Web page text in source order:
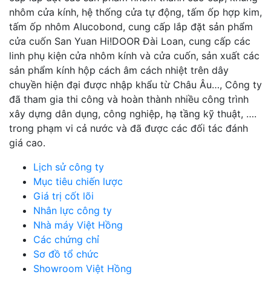
nhôm cửa kính, hệ thống cửa tự động, tấm ốp hợp kim,
tấm ốp nhôm Alucobond, cung cấp lắp đặt sản phẩm
cửa cuốn San Yuan Hi!DOOR Đài Loan, cung cấp các
linh phụ kiện cửa nhôm kính và cửa cuốn, sản xuất các
sản phẩm kính hộp cách âm cách nhiệt trên dây
chuyền hiện đại được nhập khẩu từ Châu Âu…, Công ty
đã tham gia thi công và hoàn thành nhiều công trình
xây dựng dân dụng, công nghiệp, hạ tầng kỹ thuật, ….
trong phạm vi cả nước và đã được các đối tác đánh
giá cao.
Lịch sử công ty
Mục tiêu chiến lược
Giá trị cốt lõi
Nhân lực công ty
Nhà máy Việt Hồng
Các chứng chỉ
Sơ đồ tổ chức
Showroom Việt Hồng